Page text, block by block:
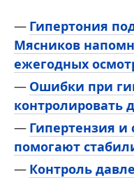
Гипертония
Мясников
ежегодных
Ошибки при
контролировать
Гипертензия и
помогают
Контроль